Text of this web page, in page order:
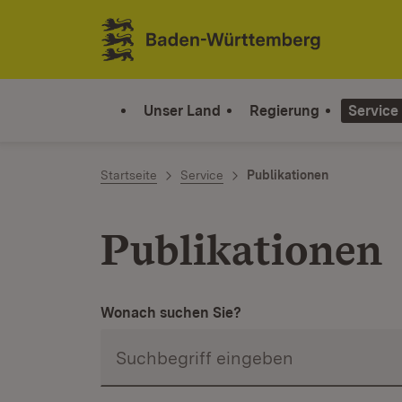
Zum Inhalt springen
Link zur Startseite
Unser Land Regierung Service
Startseite Service Publikationen
Publikationen
Wonach suchen Sie?